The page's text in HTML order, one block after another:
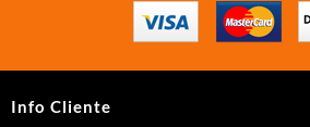
Info Cliente